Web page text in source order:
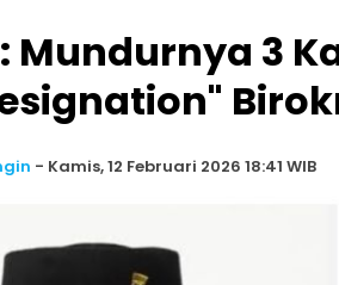
Mundurnya 3
- Kamis, 12 Februari 2026 18:41 WIB